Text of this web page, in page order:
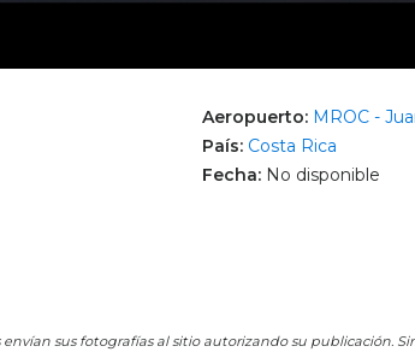
Aeropuerto: MROC -
País: Costa Rica
Fecha: No disponible
sus fotografías al sitio autorizando su publicación.